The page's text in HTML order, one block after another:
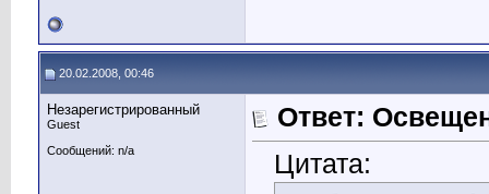
20.02.2008, 00:46
Незарегистрированный
Guest
Сообщений: n/a
Ответ:
Цитата: